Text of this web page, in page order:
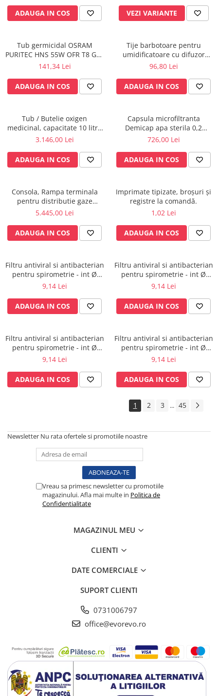
Cabluri conectare electrozi neutri
Electrozi neutri
Radiocautere
Aspiratoare de fum
Criocautere
Consumabile medicale si Accesorii
Hartie
Accesorii pentru perfuzie
Geluri
Filtre antibacteriene si antivirale
Ochelari de protectie
Gel ECO
Cabluri EKG (10 fire)
Electrozi ECG / EKG
Sonde TOCO
Vase
Spirometrie
Spirometre
Filtre antibacteriene
Alte dispozitive respiratorii
Clesti nazali
Dermatoscoape
Diapazon
Set ORL/Oftalmo
Lampi examinare
Lampi cu infrarosu
Electroencefalografe
Colposcoape
Glucometre
Ingrijire personala
Perne si paturi electrice
Perne ortopedice
ADAUGA IN COS VEZI VARIANTE
Tub germicidal OSRAM
PURITEC HNS 55W OFR T8 G13
UVC pentru lampa bactericida
aer
141,34 Lei
ADAUGA IN COS
Tije barbotoare pentru
umidificatoare cu difuzor
oxigen, set x 10 buc.
96,80 Lei
ADAUGA IN COS
Tub / Butelie oxigen
medicinal, capacitate 10 litri,
cu Regulator MediVital - GCE
3.146,00 Lei
ADAUGA IN COS
Capsula microfiltranta
Demicap apa sterila 0,2
microni 60 cicluri cu gat gros
726,00 Lei
ADAUGA IN COS
Consola, Rampa terminala
pentru distributie gaze
medicale si circuite electrice
5.445,00 Lei
ADAUGA IN COS
Imprimate tipizate, broșuri și
registre la comandă.
1,02 Lei
ADAUGA IN COS
Filtru antiviral si antibacterian
pentru spirometrie - int Ø
27,0 x ext Ø 30,5 mm / int Ø
9,14 Lei
ADAUGA IN COS
Filtru antiviral si antibacterian
pentru spirometrie - int Ø
27,0 x ext Ø 30,0 mm / int Ø
9,14 Lei
ADAUGA IN COS
Filtru antiviral si antibacterian
pentru spirometrie - int Ø
27,0 x ext Ø 30,0 mm / int Ø
9,14 Lei
ADAUGA IN COS
Filtru antiviral si antibacterian
pentru spirometrie - int Ø
27,0 x ext Ø 30,0 mm / int Ø
9,14 Lei
ADAUGA IN COS
1 2 3 ... 45
Newsletter Nu rata ofertele si promotiile noastre
Vreau sa primesc newsletter cu promotiile
magazinului. Afla mai multe in Politica de
Confidentialitate
MAGAZINUL MEU
CLIENTI
DATE COMERCIALE
SUPORT CLIENTI
0731006797
office@evorevo.ro